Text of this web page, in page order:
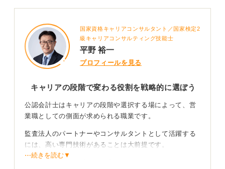
国家資格キャリアコンサルタント／国家検定2
級キャリアコンサルティング技能士
平野 裕一
プロフィールを見る
キャリアの段階で変わる役割を戦略的に選ぼう
公認会計士はキャリアの段階や選択する場によって、営
業職としての側面が求められる職業です。
監査法人のパートナーやコンサルタントとして活躍する
には、高い専門技術があることは大前提です。
⋯続きを読む▼